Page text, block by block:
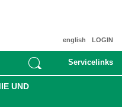
LOGIN
english
Servicelinks
UND